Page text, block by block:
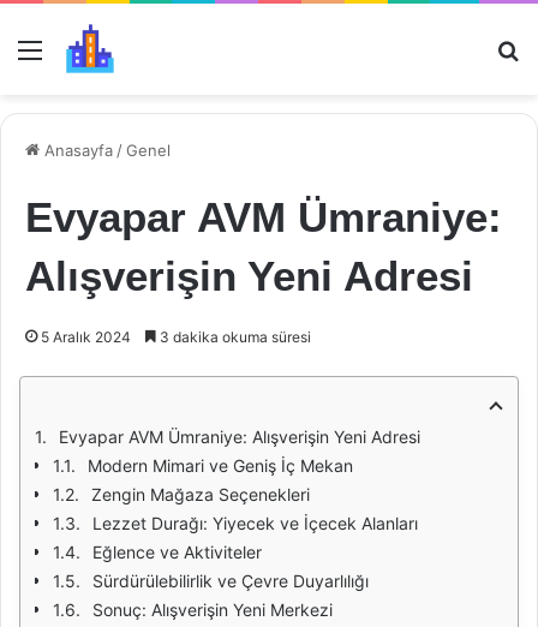
Menü
Anasayfa /Genel
Evyapar AVM Ümraniye:
Alışverişin Yeni Adresi
5 Aralık 2024 3 dakika okuma süresi
Evyapar AVM Ümraniye: Alışverişin Yeni Adresi
Modern Mimari ve Geniş İç Mekan
Zengin Mağaza Seçenekleri
Lezzet Durağı: Yiyecek ve İçecek Alanları
Eğlence ve Aktiviteler
Sürdürülebilirlik ve Çevre Duyarlılığı
Sonuç: Alışverişin Yeni Merkezi